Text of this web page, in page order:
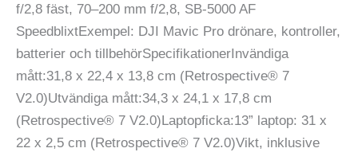
f/2,8 fäst, 70–200 mm f/2,8, SB-5000 AF
SpeedblixtExempel: DJI Mavic Pro drönare, kontroller,
batterier och tillbehörSpecifikationerInvändiga
mått:31,8 x 22,4 x 13,8 cm (Retrospective® 7
V2.0)Utvändiga mått:34,3 x 24,1 x 17,8 cm
(Retrospective® 7 V2.0)Laptopficka:13” laptop: 31 x
22 x 2,5 cm (Retrospective® 7 V2.0)Vikt, inklusive